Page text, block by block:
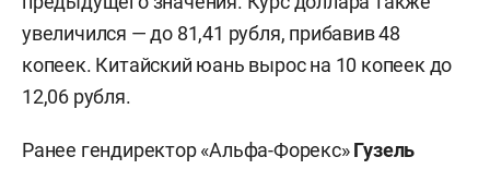
увеличился — до 81,41 рубля, прибавив 48
копеек. Китайский юань вырос на 10 копеек до
12,06 рубля.
Ранее гендиректор «Альфа-Форекс»Гузель